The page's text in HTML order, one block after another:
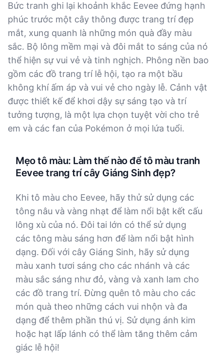
Bức tranh ghi lại khoảnh khắc Eevee đứng hạnh
phúc trước một cây thông được trang trí đẹp
mắt, xung quanh là những món quà đầy màu
sắc. Bộ lông mềm mại và đôi mắt to sáng của nó
thể hiện sự vui vẻ và tinh nghịch. Phông nền bao
gồm các đồ trang trí lễ hội, tạo ra một bầu
không khí ấm áp và vui vẻ cho ngày lễ. Cảnh vật
được thiết kế để khơi dậy sự sáng tạo và trí
tưởng tượng, là một lựa chọn tuyệt vời cho trẻ
em và các fan của Pokémon ở mọi lứa tuổi.
Mẹo tô màu: Làm thế nào để tô màu tranh
Eevee trang trí cây Giáng Sinh đẹp?
Khi tô màu cho Eevee, hãy thử sử dụng các
tông nâu và vàng nhạt để làm nổi bật kết cấu
lông xù của nó. Đôi tai lớn có thể sử dụng
các tông màu sáng hơn để làm nổi bật hình
dạng. Đối với cây Giáng Sinh, hãy sử dụng
màu xanh tươi sáng cho các nhánh và các
màu sắc sáng như đỏ, vàng và xanh lam cho
các đồ trang trí. Đừng quên tô màu cho các
món quà theo những cách vui nhộn và đa
dạng để thêm phần thú vị. Sử dụng ánh kim
hoặc hạt lấp lánh có thể làm tăng thêm cảm
giác lễ hội!